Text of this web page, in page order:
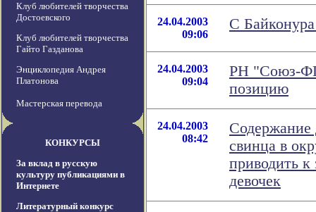
Клуб любителей творчества
Достоевского
Клуб любителей творчества
Гайто Газданова
Энциклопедия Андрея
Платонова
Мастерская перевода
КОНКУРСЫ
За вклад в русскую
культуру публикациями в
Интернете
Литературный конкурс
24.04.2003
09:06
С
24.04.2003
09:04
РН "Союз-
позицию
24.04.2003
08:42
Содержание
свинца в
приводить к
девочек